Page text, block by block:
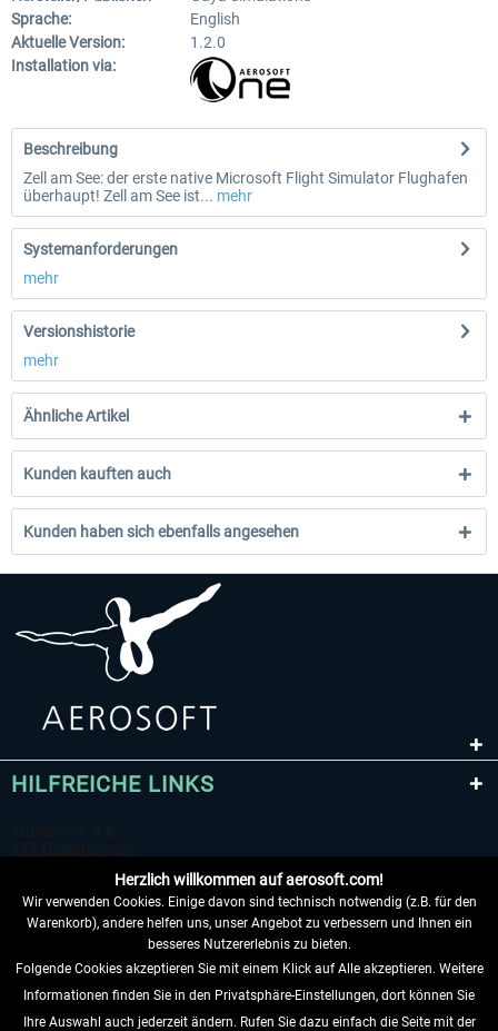
Sprache:
English
Aktuelle Version:
1.2.0
Installation via:
Beschreibung
Zell am See: der erste native Microsoft Flight Simulator Flughafen
überhaupt! Zell am See ist... mehr
Systemanforderungen
mehr
Versionshistorie
mehr
Ähnliche Artikel
Kunden kauften auch
Kunden haben sich ebenfalls angesehen
HILFREICHE LINKS
VERTRAG WIDERRUFEN
Herzlich willkommen auf aerosoft.com!
Wir verwenden Cookies. Einige davon sind technisch notwendig (z.B. für den
Warenkorb), andere helfen uns, unser Angebot zu verbessern und Ihnen ein
besseres Nutzererlebnis zu bieten.
Folgende Cookies akzeptieren Sie mit einem Klick auf Alle akzeptieren. Weitere
Informationen finden Sie in den Privatsphäre-Einstellungen, dort können Sie
Ihre Auswahl auch jederzeit ändern. Rufen Sie dazu einfach die Seite mit der